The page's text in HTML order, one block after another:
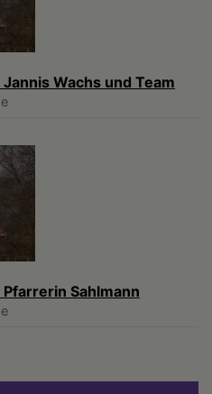
Wachs und Team
Sahlmann